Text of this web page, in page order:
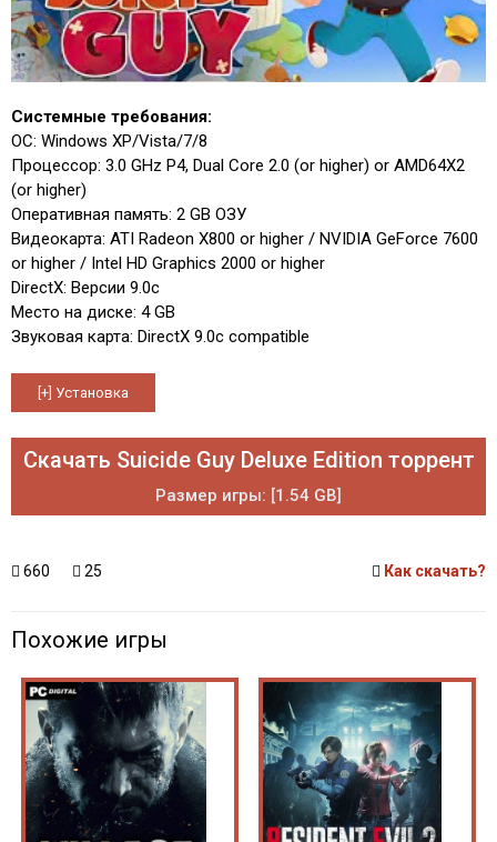
Системные требования:
ОС: Windows XP/Vista/7/8
Процессор: 3.0 GHz P4, Dual Core 2.0 (or higher) or AMD64X2
(or higher)
Оперативная память: 2 GB ОЗУ
Видеокарта: ATI Radeon X800 or higher / NVIDIA GeForce 7600
or higher / Intel HD Graphics 2000 or higher
DirectX: Версии 9.0c
Место на диске: 4 GB
Звуковая карта: DirectX 9.0c compatible
Скачать Suicide Guy Deluxe Edition торрент
Размер игры: [1.54 GB]
660 25 Как скачать?
Похожие игры